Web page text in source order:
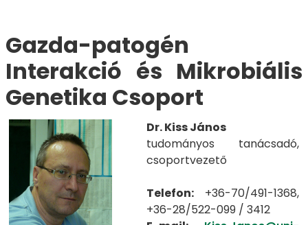
​​​​​​Gazda-patogén
Interakció és Mikrobiális
Genetika Csoport​
Dr. Kiss János
tudományos tanácsadó,
csoportvezető
Telefon: +36-70/491-1368,
+36-28/522-099 / 3412